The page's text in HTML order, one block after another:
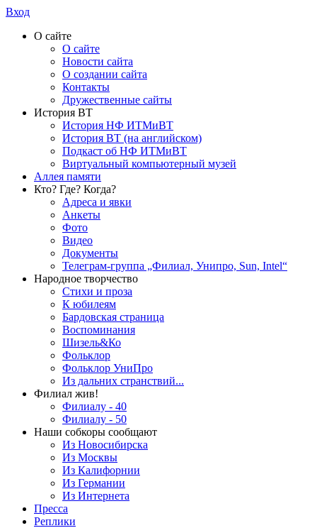
Вход
О сайте
О сайте
Новости сайта
О создании сайта
Контакты
Дружественные сайты
История ВТ
История НФ ИТМиВТ
История ВТ (на английском)
Подкаст об НФ ИТМиВТ
Виртуальный компьютерный музей
Аллея памяти
Кто? Где? Когда?
Адреса и явки
Анкеты
Фото
Видео
Документы
Телеграм-группа „Филиал, Унипро, Sun, Intel“
Народное творчество
Стихи и проза
К юбилеям
Бардовская страница
Воспоминания
Шизель&Ко
Фольклор
Фольклор УниПро
Из дальних странствий...
Филиал жив!
Филиалу - 40
Филиалу - 50
Наши собкоры сообщают
Из Новосибирска
Из Москвы
Из Калифорнии
Из Германии
Из Интернета
Пресса
Реплики